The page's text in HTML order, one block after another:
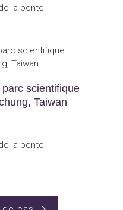
la pente
scientifique
Taiwan
la pente